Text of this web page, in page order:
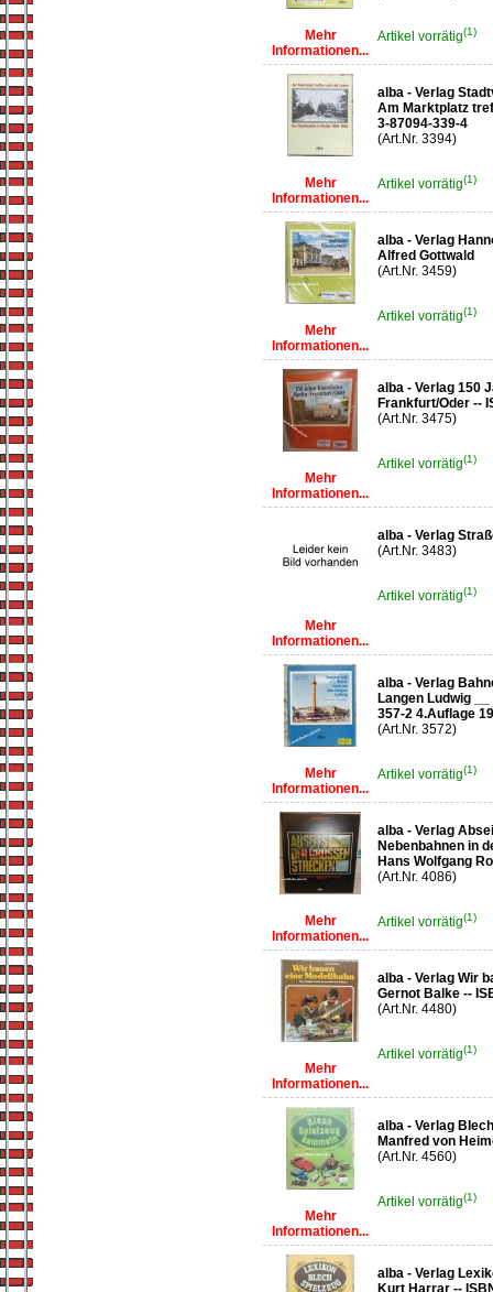
Mehr
Informationen...
Artikel vorrätig(1)
Mehr
Informationen...
alba - Verlag
Am Marktplatz
3-87094-339-4
(Art.Nr. 3394)
Artikel vorrätig(1)
Mehr
Informationen...
alba - Verlag
Alfred Gottwald
(Art.Nr. 3459)
Artikel vorrätig(1)
Mehr
Informationen...
alba - Verlag 150
Frankfurt/Oder --
(Art.Nr. 3475)
Artikel vorrätig(1)
Mehr
Informationen...
alba - Verlag
(Art.Nr. 3483)
Artikel vorrätig(1)
Mehr
Informationen...
alba - Verlag
Langen Ludwig
357-2 4.Auflage
(Art.Nr. 3572)
Artikel vorrätig(1)
Mehr
Informationen...
alba - Verlag
Nebenbahnen in
Hans Wolfgang
(Art.Nr. 4086)
Artikel vorrätig(1)
Mehr
Informationen...
alba - Verlag Wir
Gernot Balke --
(Art.Nr. 4480)
Artikel vorrätig(1)
Mehr
Informationen...
alba - Verlag
Manfred von
(Art.Nr. 4560)
Artikel vorrätig(1)
alba - Verlag
Kurt Harrar --